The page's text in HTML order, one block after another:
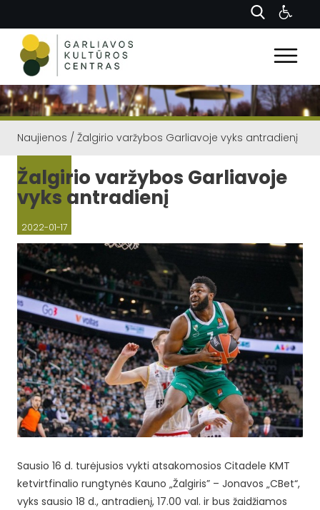
Naujienos / Žalgirio varžybos Garliavoje vyks antradienį
Žalgirio varžybos Garliavoje
vyks antradienį
2022-01-17
Sausio 16 d. turėjusios vykti atsakomosios Citadele KMT
ketvirtfinalio rungtynės Kauno „Žalgiris” – Jonavos „CBet“,
vyks sausio 18 d., antradienį, 17.00 val. ir bus žaidžiamos